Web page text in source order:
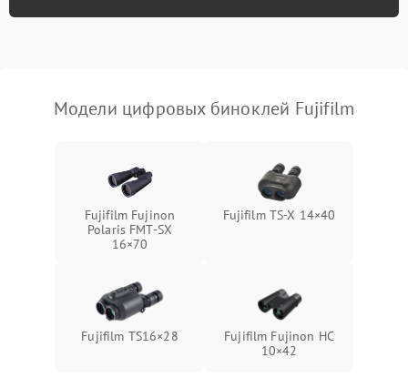
Модели цифровых биноклей Fujifilm
Fujifilm Fujinon
Polaris FMT‑SX
16×70
Fujifilm TS‑X 14×40
Fujifilm TS16×28
Fujifilm Fujinon HC
10×42